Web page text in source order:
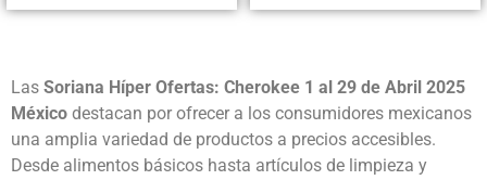
Las Soriana Híper Ofertas: Cherokee 1 al 29 de Abril 2025
México destacan por ofrecer a los consumidores mexicanos
una amplia variedad de productos a precios accesibles.
Desde alimentos básicos hasta artículos de limpieza y